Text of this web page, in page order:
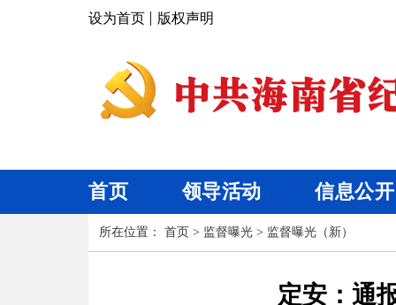
设为首页 版权声明
首页 领导活动 信息公开
所在位置： 首页 > 监督曝光 > 监督曝光（新）
定安：通